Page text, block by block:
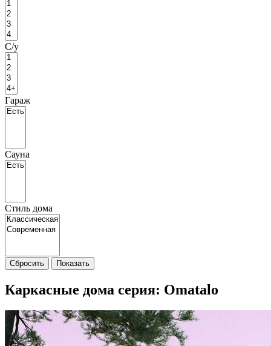
С/у
Гараж
Сауна
Стиль дома
Сбросить Показать
Каркасные дома cерия: Omatalo